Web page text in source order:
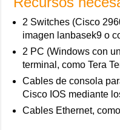
2 Switches (Cisco
imagen lanbasek9 o
2 PC (Windows con
terminal, como Tera
Cables de consola
Cisco IOS mediante
Cables Ethernet,